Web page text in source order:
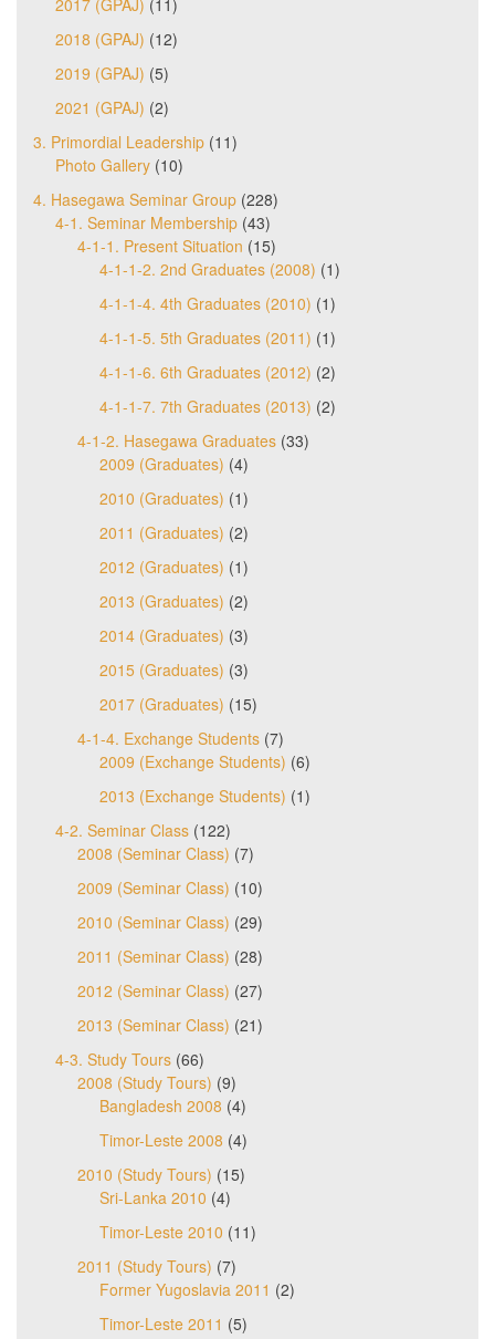
2017 (GPAJ) (11)
2018 (GPAJ) (12)
2019 (GPAJ) (5)
2021 (GPAJ) (2)
3. Primordial Leadership (11)
Photo Gallery (10)
4. Hasegawa Seminar Group (228)
4-1. Seminar Membership (43)
4-1-1. Present Situation (15)
4-1-1-2. 2nd Graduates (2008) (1)
4-1-1-4. 4th Graduates (2010) (1)
4-1-1-5. 5th Graduates (2011) (1)
4-1-1-6. 6th Graduates (2012) (2)
4-1-1-7. 7th Graduates (2013) (2)
4-1-2. Hasegawa Graduates (33)
2009 (Graduates) (4)
2010 (Graduates) (1)
2011 (Graduates) (2)
2012 (Graduates) (1)
2013 (Graduates) (2)
2014 (Graduates) (3)
2015 (Graduates) (3)
2017 (Graduates) (15)
4-1-4. Exchange Students (7)
2009 (Exchange Students) (6)
2013 (Exchange Students) (1)
4-2. Seminar Class (122)
2008 (Seminar Class) (7)
2009 (Seminar Class) (10)
2010 (Seminar Class) (29)
2011 (Seminar Class) (28)
2012 (Seminar Class) (27)
2013 (Seminar Class) (21)
4-3. Study Tours (66)
2008 (Study Tours) (9)
Bangladesh 2008 (4)
Timor-Leste 2008 (4)
2010 (Study Tours) (15)
Sri-Lanka 2010 (4)
Timor-Leste 2010 (11)
2011 (Study Tours) (7)
Former Yugoslavia 2011 (2)
Timor-Leste 2011 (5)